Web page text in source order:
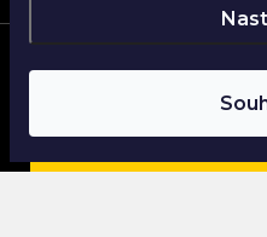
Copyright 2026Nanita.cz.
Najdi si parfém